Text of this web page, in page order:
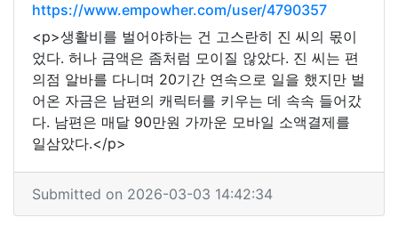
https://www.empowher.com/user/4790357
<p>생활비를 벌어야하는 건 고스란히 진 씨의 몫이
었다. 허나 금액은 좀처럼 모이질 않았다. 진 씨는 편
의점 알바를 다니며 20기간 연속으로 일을 했지만 벌
어온 자금은 남편의 캐릭터를 키우는 데 속속 들어갔
다. 남편은 매달 90만원 가까운 모바일 소액결제를
일삼았다.</p>
Submitted on 2026-03-03 14:42:34